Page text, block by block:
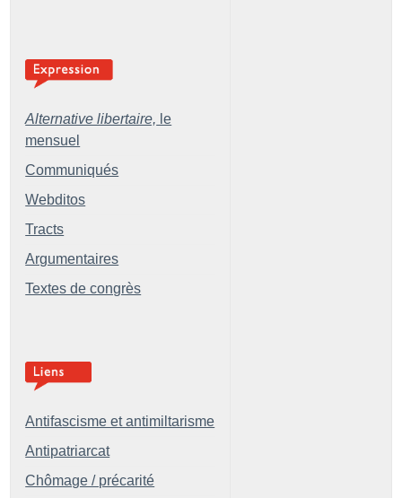
Alternative libertaire, le
mensuel
Communiqués
Webditos
Tracts
Argumentaires
Textes de congrès
Antifascisme et antimiltarisme
Antipatriarcat
Chômage / précarité